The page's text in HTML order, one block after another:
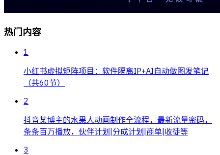
热门内容
1
小红书虚拟矩阵项目：软件隔离IP+AI自动做图发笔记
（共60节）
2
抖音某博主的水果人动画制作全流程，最新流量密码，
条条百万播放，伙伴计划|分成计划|商单|收徒等
3